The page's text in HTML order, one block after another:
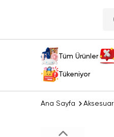
Tüm Ürünler
Tükeniyor
Ana Sayfa Aksesuar